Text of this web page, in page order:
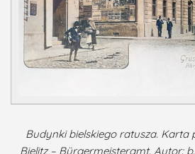
Budynki bielskiego ratusza. Karta
Bielitz – Bürgermeisteramt. Autor: